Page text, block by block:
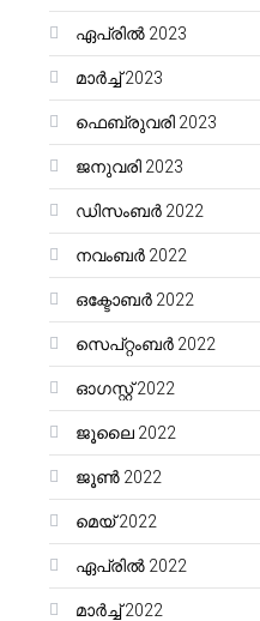
ഏപ്രിൽ 2023
മാർച്ച്‌ 2023
ഫെബ്രുവരി 2023
ജനുവരി 2023
ഡിസംബർ 2022
നവംബർ 2022
ഒക്ടോബർ 2022
സെപ്റ്റംബർ 2022
ഓഗസ്റ്റ്‌ 2022
ജൂലൈ 2022
ജൂൺ 2022
മെയ്‌ 2022
ഏപ്രിൽ 2022
മാർച്ച്‌ 2022